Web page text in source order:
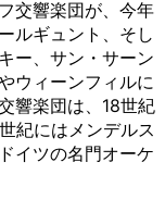
交響楽団が、今年
ルギュント、そし
ー、サン・サーン
ウィーンフィルに
響楽団は、18世紀
紀にはメンデルス
イツの名門オーケ